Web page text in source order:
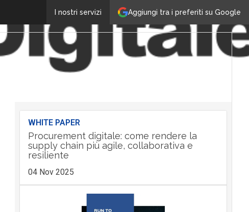
Aggiungi tra i preferiti su Google
I nostri servizi
WHITE PAPER
Procurement digitale: come rendere la
supply chain più agile, collaborativa e
resiliente
04 Nov 2025